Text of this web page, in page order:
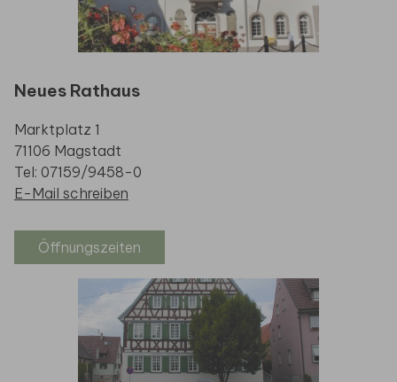
Neues Rathaus
Marktplatz 1
71106 Magstadt
Tel: 07159/9458-0
E-Mail schreiben
Öffnungszeiten